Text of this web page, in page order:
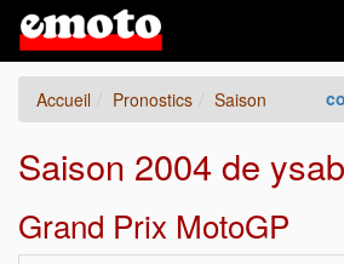
Accueil Pronostics Saison
Saison 2004 de
Grand Prix MotoGP